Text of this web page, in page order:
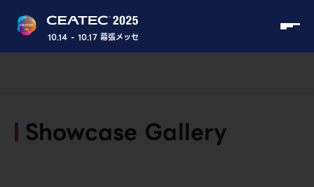
10.14 - 10.17 幕張メッセ
Showcase Gallery